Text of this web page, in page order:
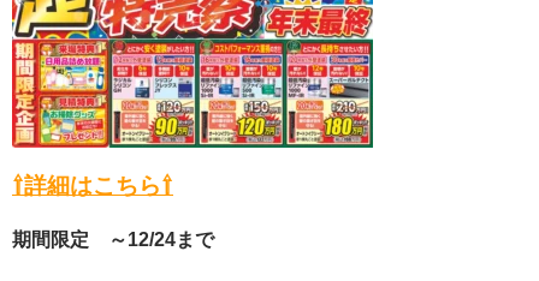
⇧詳細はこちら⇧
期間限定 ～12/24まで